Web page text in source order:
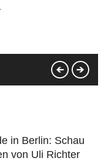
in Berlin: Schau
von Uli Richter